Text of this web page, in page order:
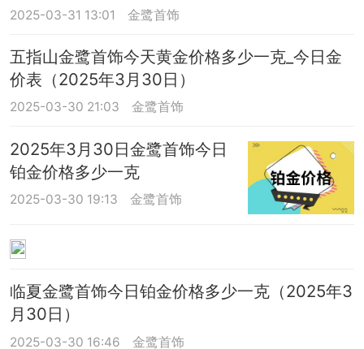
2025-03-31 13:01 金鹭首饰
五指山金鹭首饰今天黄金价格多少一克_今日金
价表（2025年3月30日）
2025-03-30 21:03 金鹭首饰
2025年3月30日金鹭首饰今日
铂金价格多少一克
2025-03-30 19:13 金鹭首饰
临夏金鹭首饰今日铂金价格多少一克（2025年3
月30日）
2025-03-30 16:46 金鹭首饰